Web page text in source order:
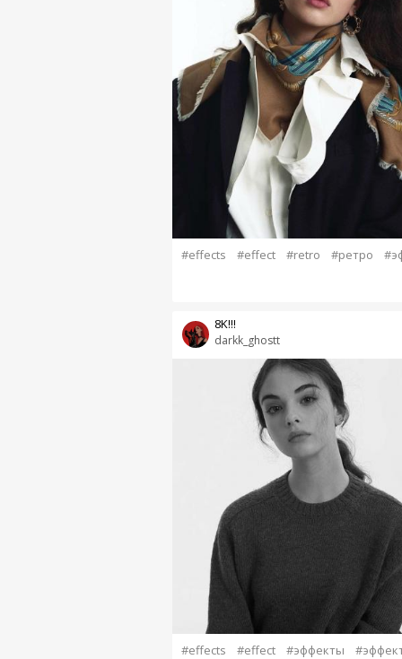
#effects #effect #retro #ретро
darkk_ghostt
8K!!!
#effects #effect #эффекты